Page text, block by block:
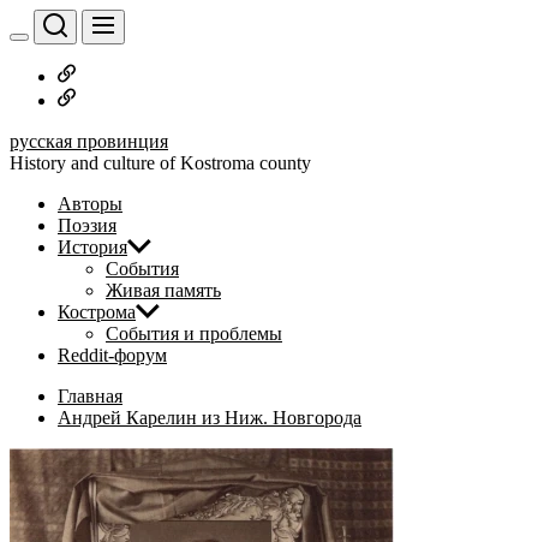
Перейти
к
содержимому
Русское
дворянство
Наши
русская провинция
History and culture of Kostroma county
Авторы
Поэзия
История
События
Живая память
Кострома
События и проблемы
Reddit-форум
Главная
Андрей Карелин из Ниж. Новгорода